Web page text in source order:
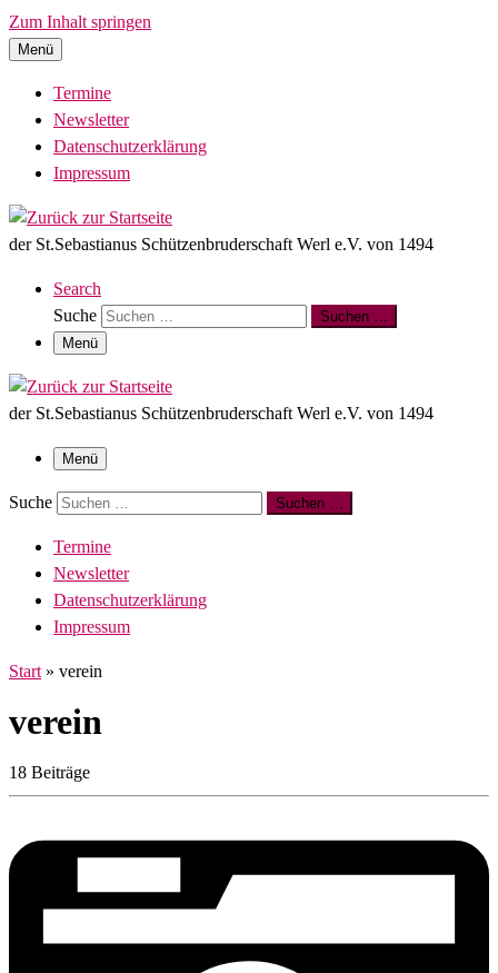
Zum Inhalt springen
Menü
Termine
Newsletter
Datenschutzerklärung
Impressum
der St.Sebastianus Schützenbruderschaft Werl e.V. von 1494
Search
Suche
Suchen …
Menü
der St.Sebastianus Schützenbruderschaft Werl e.V. von 1494
Menü
Suche Suchen …
Termine
Newsletter
Datenschutzerklärung
Impressum
Start » verein
verein
18 Beiträge